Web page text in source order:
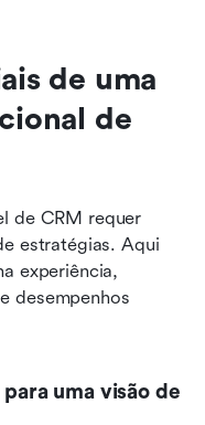
de uma
de
de CRM requer
estratégias. Aqui
experiência,
desempenhos
uma visão de